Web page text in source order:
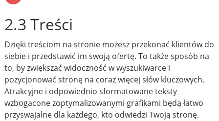
2.3 Treści
Dzięki treściom na stronie możesz przekonać klientów do
siebie i przedstawić im swoją ofertę. To także sposób na
to, by zwiększać widoczność w wyszukiwarce i
pozycjonować stronę na coraz więcej słów kluczowych.
Atrakcyjne i odpowiednio sformatowane teksty
wzbogacone zoptymalizowanymi grafikami będą łatwo
przyswajalne dla każdego, kto odwiedzi Twoją stronę.